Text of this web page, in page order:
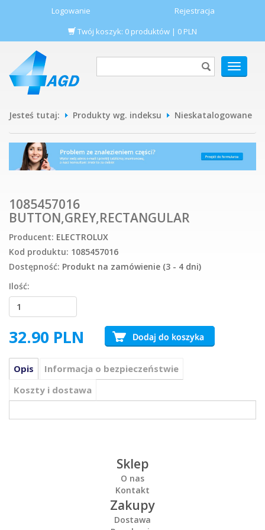
Logowanie
Rejestracja
Twój koszyk: 0 produktów | 0 PLN
POKAŻ
MENU
Jesteś tutaj: Produkty wg. indeksu Nieskatalogowane
1085457016
BUTTON,GREY,RECTANGULAR
Producent: ELECTROLUX
Kod produktu: 1085457016
Dostępność: Produkt na zamówienie (3 - 4 dni)
Ilość:
32.90 PLN
Opis
Informacja o bezpieczeństwie
Koszty i dostawa
Sklep
O nas
Kontakt
Zakupy
Dostawa